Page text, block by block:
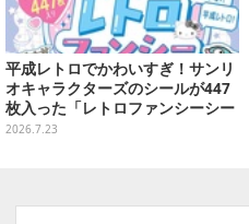
平成レトロでかわいすぎ！サンリ
オキャラクターズのシールが447
枚入った「レトロファンシーシー
ルブック」が7月27日発売
2026.7.23